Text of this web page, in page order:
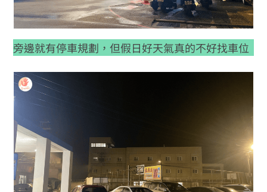
旁邊就有停車規劃，但假日好天氣真的不好找車位